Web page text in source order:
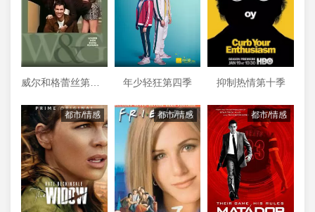
威尔和格蕾丝第四季 年少轻狂第四季 抑制热情第十季
都市/情感 都市/情感 都市/情感